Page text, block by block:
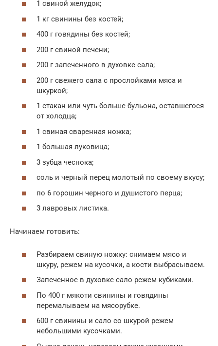
1 свиной желудок;
1 кг свинины без костей;
400 г говядины без костей;
200 г свиной печени;
200 г запеченного в духовке сала;
200 г свежего сала с прослойками мяса и
шкуркой;
1 стакан или чуть больше бульона, оставшегося
от холодца;
1 свиная сваренная ножка;
1 большая луковица;
3 зубца чеснока;
соль и черный перец молотый по своему вкусу;
по 6 горошин черного и душистого перца;
3 лавровых листика.
Начинаем готовить:
Разбираем свиную ножку: снимаем мясо и
шкуру, режем на кусочки, а кости выбрасываем.
Запеченное в духовке сало режем кубиками.
По 400 г мякоти свинины и говядины
перемалываем на мясорубке.
600 г свинины и сало со шкурой режем
небольшими кусочками.